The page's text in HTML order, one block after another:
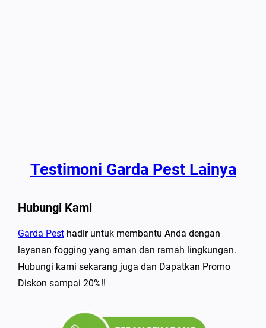
Testimoni Garda Pest Lainya
Hubungi Kami
Garda Pest hadir untuk membantu Anda dengan
layanan fogging yang aman dan ramah lingkungan.
Hubungi kami sekarang juga dan Dapatkan Promo
Diskon sampai 20%!!